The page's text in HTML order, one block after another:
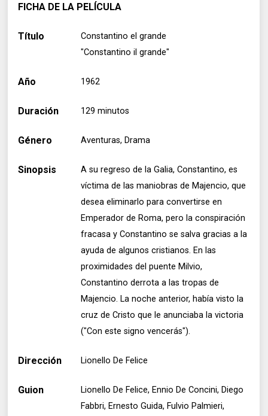
FICHA DE LA PELÍCULA
Título
Constantino el grande
"Constantino il grande"
Año 1962
Duración 129 minutos
Género Aventuras, Drama
Sinopsis
A su regreso de la Galia, Constantino, es
víctima de las maniobras de Majencio, que
desea eliminarlo para convertirse en
Emperador de Roma, pero la conspiración
fracasa y Constantino se salva gracias a la
ayuda de algunos cristianos. En las
proximidades del puente Milvio,
Constantino derrota a las tropas de
Majencio. La noche anterior, había visto la
cruz de Cristo que le anunciaba la victoria
("Con este signo vencerás").
Dirección Lionello De Felice
Guion
Lionello De Felice, Ennio De Concini, Diego
Fabbri, Ernesto Guida, Fulvio Palmieri,